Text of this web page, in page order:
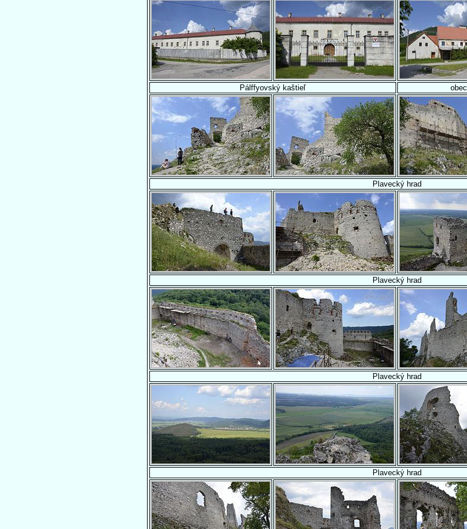
Pálffyovský kaštieľ obec
Plavecký hrad
Plavecký hrad
Plavecký hrad
Plavecký hrad